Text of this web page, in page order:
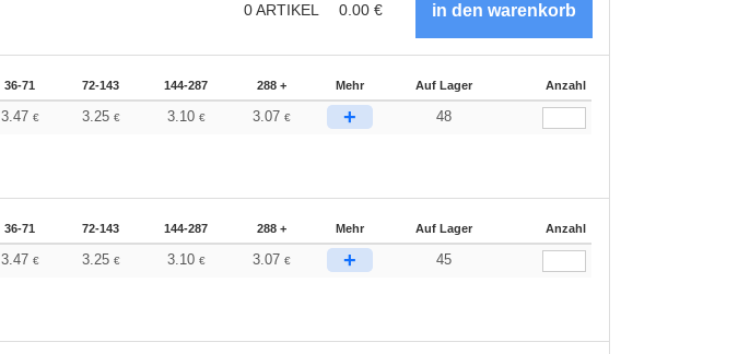
0ARTIKEL 0.00 €
36-71 72-143 144-287 288 + Mehr Auf Lager Anzahl
3.47 € 3.25 € 3.10 € 3.07 € + 48
36-71 72-143 144-287 288 + Mehr Auf Lager Anzahl
3.47 € 3.25 € 3.10 € 3.07 € + 45